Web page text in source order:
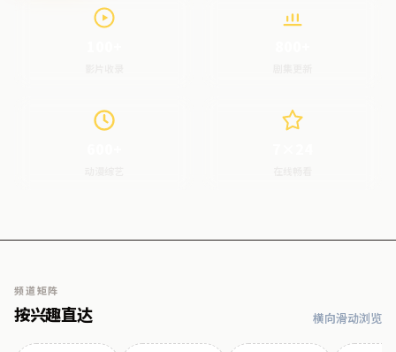
频道矩阵
按兴趣直达 横向滑动浏览